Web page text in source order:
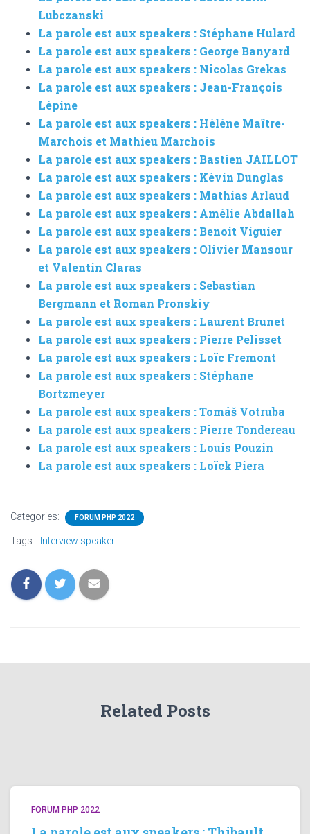
Lubczanski
La parole est aux speakers : Stéphane Hulard
La parole est aux speakers : George Banyard
La parole est aux speakers : Nicolas Grekas
La parole est aux speakers : Jean-François
Lépine
La parole est aux speakers : Hélène Maître-
Marchois et Mathieu Marchois
La parole est aux speakers : Bastien JAILLOT
La parole est aux speakers : Kévin Dunglas
La parole est aux speakers : Mathias Arlaud
La parole est aux speakers : Amélie Abdallah
La parole est aux speakers : Benoit Viguier
La parole est aux speakers : Olivier Mansour
et Valentin Claras
La parole est aux speakers : Sebastian
Bergmann et Roman Pronskiy
La parole est aux speakers : Laurent Brunet
La parole est aux speakers : Pierre Pelisset
La parole est aux speakers : Loïc Fremont
La parole est aux speakers : Stéphane
Bortzmeyer
La parole est aux speakers : Tomáš Votruba
La parole est aux speakers : Pierre Tondereau
La parole est aux speakers : Louis Pouzin
La parole est aux speakers : Loïck Piera
Categories: FORUM PHP 2022
Tags: Interview speaker
Related Posts
FORUM PHP 2022